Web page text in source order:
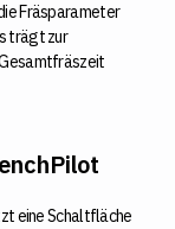
Fräsparameter
trägt zur
eine Schaltfläche